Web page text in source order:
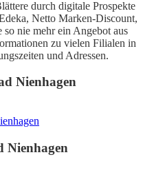
durch digitale Prospekte
Netto Marken-Discount,
nie mehr ein Angebot aus
zu vielen Filialen in
und Adressen.
Nienhagen
Nienhagen